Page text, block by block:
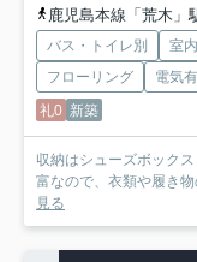
鹿児島本線「荒木」
バス・トイレ別 室
フローリング
電気有
礼0 新築
収納はシューズボック
富なので、衣類や履き
見る